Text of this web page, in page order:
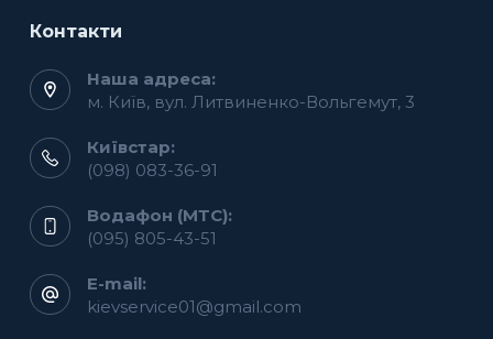
Контакти
Наша адреса:
м. Київ, вул. Литвиненко-Вольгемут, 3
Київстар:
(098) 083-36-91
Водафон (МТС):
(095) 805-43-51
E-mail:
kievservice01@gmail.com